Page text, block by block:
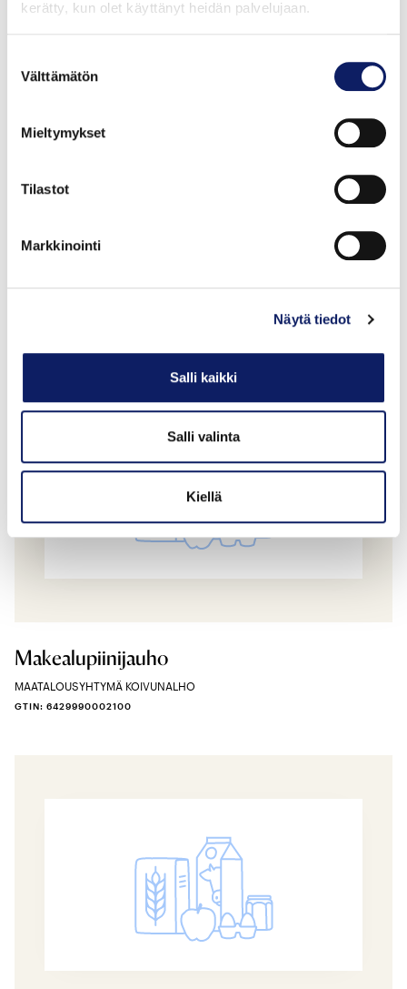
kerätty, kun olet käyttänyt heidän palvelujaan.
valinta
Välttämätön
Mieltymykset
Tilastot
Markkinointi
Näytä tiedot
Salli kaikki
Salli valinta
Kiellä
Makealupiinijauho
MAATALOUSYHTYMÄ KOIVUNALHO
GTIN: 6429990002100